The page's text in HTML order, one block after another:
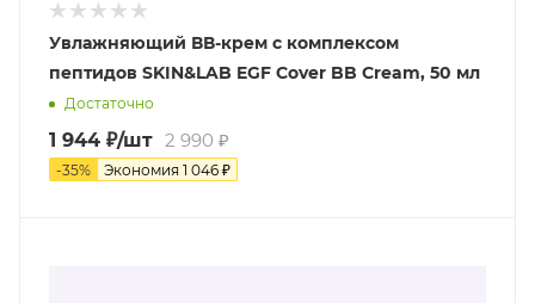
Увлажняющий ВВ-крем с комплексом
пептидов SKIN&LAB EGF Cover BB Cream, 50 мл
Достаточно
1 944 ₽/шт 2 990 ₽
-35% Экономия 1 046 ₽